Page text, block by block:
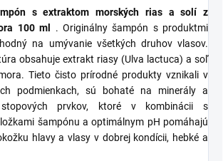
s extraktom morských rias a solí z
100 ml
. Originálny šampón s produktmi
na umývanie všetkých druhov vlasov.
obsahuje extrakt riasy (Ulva lactuca) a soľ
Tieto čisto prírodné produkty vznikali v
podmienkach, sú bohaté na minerály a
prvkov, ktoré v kombinácii s
šampónu a optimálnym pH pomáhajú
hlavy a vlasy v dobrej kondícii, hebké a